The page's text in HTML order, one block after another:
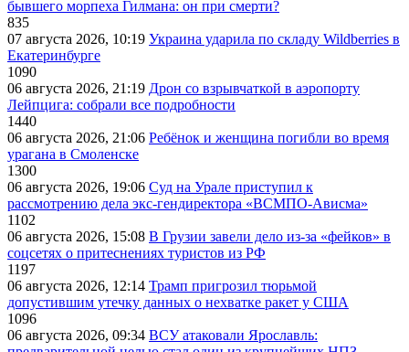
бывшего морпеха Гилмана: он при смерти?
835
07 августа 2026, 10:19 Украина ударила по складу Wildberries в
Екатеринбурге
1090
06 августа 2026, 21:19 Дрон со взрывчаткой в аэропорту
Лейпцига: собрали все подробности
1440
06 августа 2026, 21:06 Ребёнок и женщина погибли во время
урагана в Смоленске
1300
06 августа 2026, 19:06 Суд на Урале приступил к
рассмотрению дела экс-гендиректора «ВСМПО-Ависма»
1102
06 августа 2026, 15:08 В Грузии завели дело из-за «фейков» в
соцсетях о притеснениях туристов из РФ
1197
06 августа 2026, 12:14 Трамп пригрозил тюрьмой
допустившим утечку данных о нехватке ракет у США
1096
06 августа 2026, 09:34 ВСУ атаковали Ярославль: